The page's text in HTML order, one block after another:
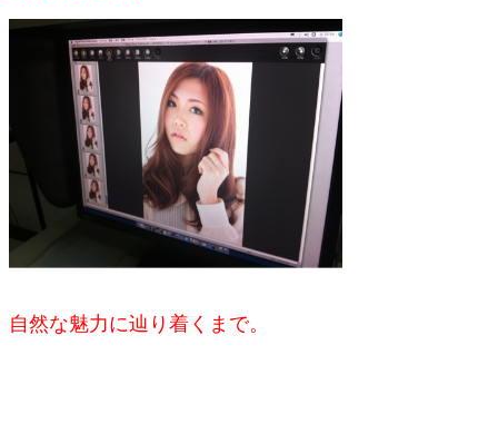
自然な魅力に辿り着くまで。